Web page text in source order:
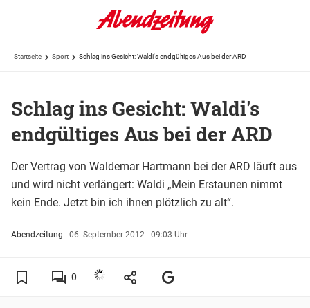
Startseite Sport Schlag ins Gesicht: Waldi's endgültiges Aus bei der ARD
Schlag ins Gesicht: Waldi's
endgültiges Aus bei der ARD
Der Vertrag von Waldemar Hartmann bei der ARD läuft aus
und wird nicht verlängert: Waldi „Mein Erstaunen nimmt
kein Ende. Jetzt bin ich ihnen plötzlich zu alt“.
Abendzeitung | 06. September 2012 - 09:03 Uhr
0